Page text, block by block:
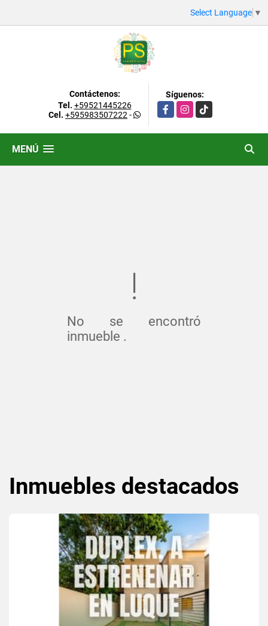
Select Language ▼
Contáctenos:
Tel. +59521445226
Cel. +595983507222 -
Síguenos:
FacebookInstagram
TikTok
MENÚ
No se encontró
inmueble .
Inmuebles destacados